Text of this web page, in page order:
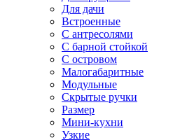
Для дачи
Встроенные
С антресолями
С барной стойкой
С островом
Малогабаритные
Модульные
Скрытые ручки
Размер
Мини-кухни
Узкие